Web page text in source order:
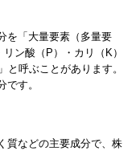
を「大量要素（多量要
ン酸（P）・カリ（K）
呼ぶことがあります。
す。
質などの主要成分で、株